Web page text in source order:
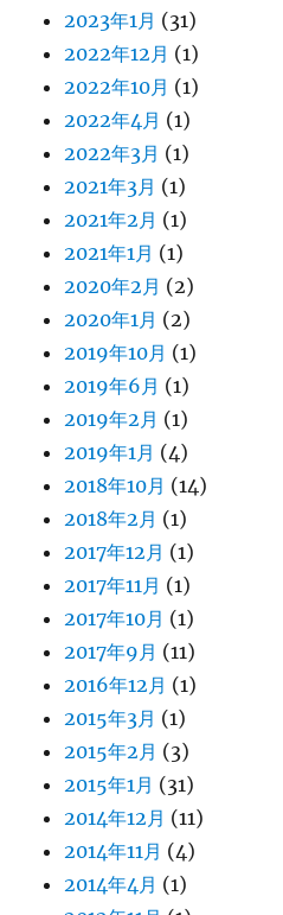
2023年1月 (31)
2022年12月 (1)
2022年10月 (1)
2022年4月 (1)
2022年3月 (1)
2021年3月 (1)
2021年2月 (1)
2021年1月 (1)
2020年2月 (2)
2020年1月 (2)
2019年10月 (1)
2019年6月 (1)
2019年2月 (1)
2019年1月 (4)
2018年10月 (14)
2018年2月 (1)
2017年12月 (1)
2017年11月 (1)
2017年10月 (1)
2017年9月 (11)
2016年12月 (1)
2015年3月 (1)
2015年2月 (3)
2015年1月 (31)
2014年12月 (11)
2014年11月 (4)
2014年4月 (1)